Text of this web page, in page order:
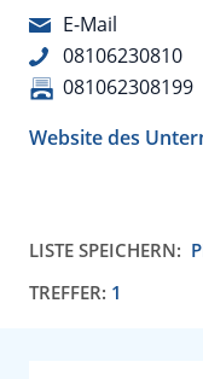
E-Mail
08106230810
081062308199
Website des
LISTE SPEICHERN:
TREFFER: 1